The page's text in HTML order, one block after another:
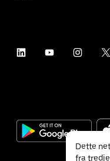
Dette
fra